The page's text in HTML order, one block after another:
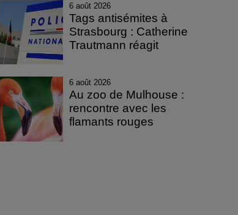
6 août 2026
Tags antisémites à
Strasbourg : Catherine
Trautmann réagit
6 août 2026
Au zoo de Mulhouse :
rencontre avec les
flamants rouges